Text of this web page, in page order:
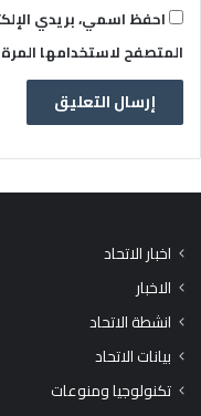
احفظ اسمي، بريدي
المتصفح لاستخدامها
اخبار الاتحاد
الاخبار
انشطة الاتحاد
بيانات الاتحاد
تكنولوجيا ومنوعات